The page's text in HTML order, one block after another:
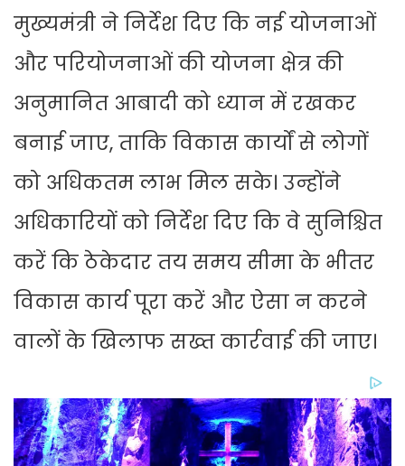
मुख्यमंत्री ने निर्देश दिए कि नई योजनाओं
और परियोजनाओं की योजना क्षेत्र की
अनुमानित आबादी को ध्यान में रखकर
बनाई जाए, ताकि विकास कार्यों से लोगों
को अधिकतम लाभ मिल सके। उन्होंने
अधिकारियों को निर्देश दिए कि वे सुनिश्चित
करें कि ठेकेदार तय समय सीमा के भीतर
विकास कार्य पूरा करें और ऐसा न करने
वालों के खिलाफ सख्त कार्रवाई की जाए।